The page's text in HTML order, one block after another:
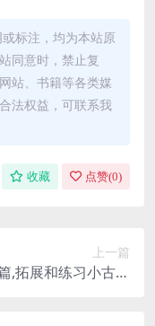
标注，均为本站原
同意时，禁止复
站、书籍等各类媒
法权益，可联系我
收藏 点赞(0)
上一篇
,拓展和练习小古文